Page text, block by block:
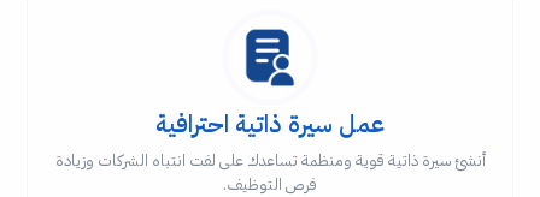
عمل سيرة ذاتية احترافية
أنشئ سيرة ذاتية قوية ومنظمة تساعدك على لفت انتباه الشركات وزيادة
فرص التوظيف.